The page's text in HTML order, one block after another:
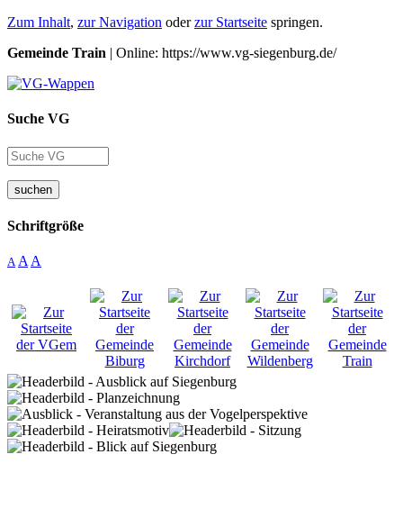
Zum Inhalt, zur Navigation oderzur Startseite springen.
Gemeinde Train | Online: https://www.vg-siegenburg.de/
Suche VG
suchen
Schriftgröße
A A A